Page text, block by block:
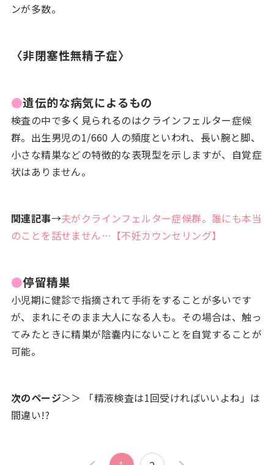
ンが多数。
〈非閉塞性無精子症〉
●遺伝的な病気によるもの
検査の中で多く見られるのはクラインフェルター症候
群。出生男児の1/660 人の頻度といわれ、長い腕と脚、
小さな精巣などの特徴的な表現型を示しますが、自覚症
状はありません。
関連記事→夫がクラインフェルター症候群。誰にも本当
のことを話せません…【不妊カウンセリング】
●停留精巣
小児期に健診で指摘されて手術をすることが多いです
が、まれにそのまま大人になる人も。その場合は、触っ
てみたときに精巣が陰嚢内にないことを自覚することが
可能。
次のページ＞＞ 「精液検査は1回受ければいいよね」は
間違い!?